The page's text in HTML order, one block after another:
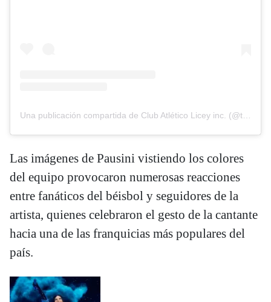
Las imágenes de Pausini vistiendo los colores
del equipo provocaron numerosas reacciones
entre fanáticos del béisbol y seguidores de la
artista, quienes celebraron el gesto de la cantante
hacia una de las franquicias más populares del
país.